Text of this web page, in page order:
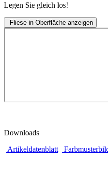
Legen Sie gleich los!
Fliese in Oberfläche anzeigen
Downloads
Artikeldatenblatt